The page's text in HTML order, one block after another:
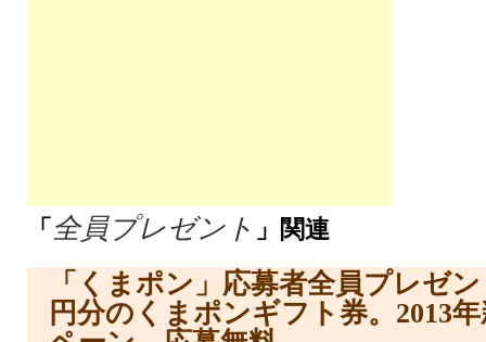
「 全員プレゼント 」関連
「くまポン」応募者全員プレゼ
円分のくまポンギフト券。2013